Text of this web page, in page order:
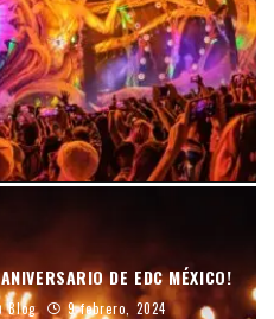
DE EDC MÉXICO!
Blog 9 febrero, 2024